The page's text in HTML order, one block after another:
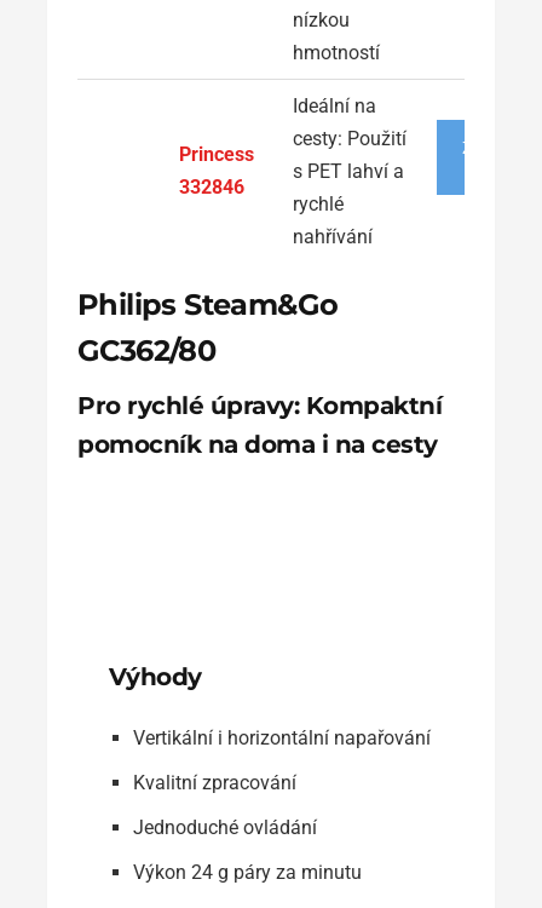
nízkou
hmotností
Princess
332846
Ideální na
cesty: Použití
s PET lahví a
rychlé
nahřívání
ZOBRAZIT
Philips Steam&Go
GC362/80
Pro rychlé úpravy: Kompaktní
pomocník na doma i na cesty
Výhody
Vertikální i horizontální napařování
Kvalitní zpracování
Jednoduché ovládání
Výkon 24 g páry za minutu